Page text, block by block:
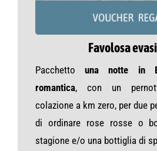
Favolosa
Pacchettouna notte in
romantica, con un
colazione a km zero, per due
di ordinare rose rosse o
stagione e/o una bottiglia di